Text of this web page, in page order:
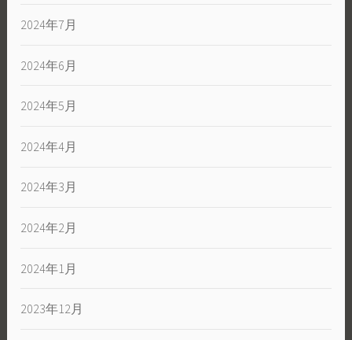
2024年7月
2024年6月
2024年5月
2024年4月
2024年3月
2024年2月
2024年1月
2023年12月